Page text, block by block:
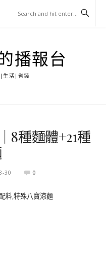
播報台
活|省錢
8種麵體+21種
30 0